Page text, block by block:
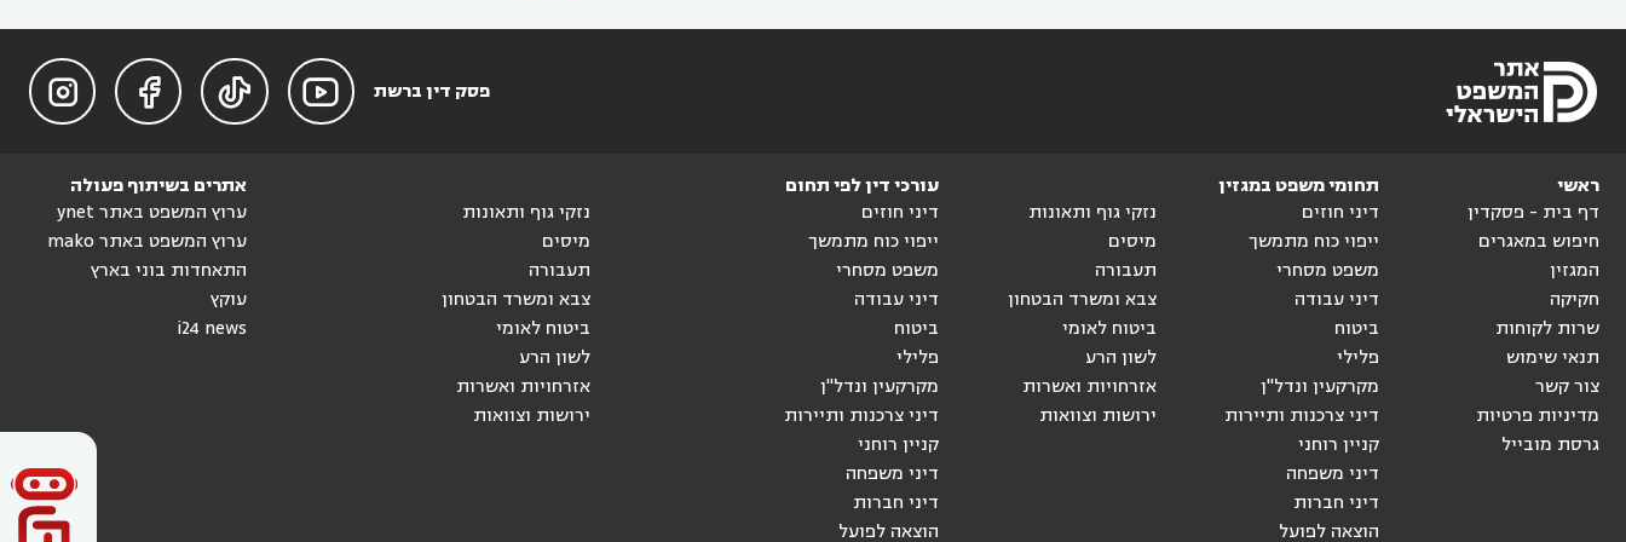
פסק דין ברשת 



ראשי
דף בית - פסקדין
חיפוש במאגרים
המגזין
חקיקה
שרות לקוחות
תנאי שימוש
צור קשר
מדיניות פרטיות
גרסת מובייל
תחומי משפט במגזין
דיני חוזים
ייפוי כוח מתמשך
משפט מסחרי
דיני עבודה
ביטוח
פלילי
מקרקעין ונדל"ן
דיני צרכנות ותיירות
קניין רוחני
דיני משפחה
דיני חברות
הוצאה לפועל
נזקי גוף ותאונות
מיסים
תעבורה
צבא ומשרד הבטחון
ביטוח לאומי
לשון הרע
אזרחויות ואשרות
ירושות וצוואות
עורכי דין לפי תחום
דיני חוזים
ייפוי כוח מתמשך
משפט מסחרי
דיני עבודה
ביטוח
פלילי
מקרקעין ונדל"ן
דיני צרכנות ותיירות
קניין רוחני
דיני משפחה
דיני חברות
הוצאה לפועל
נזקי גוף ותאונות
מיסים
תעבורה
צבא ומשרד הבטחון
ביטוח לאומי
לשון הרע
אזרחויות ואשרות
ירושות וצוואות
אתרים בשיתוף פעולה
ערוץ המשפט באתר ynet
ערוץ המשפט באתר mako
התאחדות בוני בארץ
עוקץ
i24 news